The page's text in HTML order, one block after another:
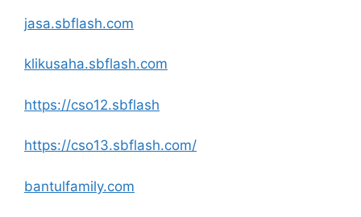
jasa.sbflash.com
klikusaha.sbflash.com
https://cso12.sbflash
https://cso13.sbflash.com/
bantulfamily.com